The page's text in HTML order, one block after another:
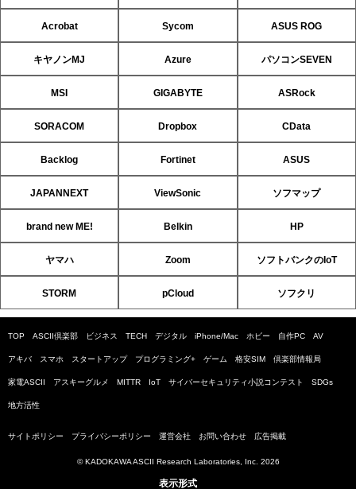
Acrobat Sycom ASUS ROG
キヤノンMJ Azure パソコンSEVEN
MSI GIGABYTE ASRock
SORACOM Dropbox CData
Backlog Fortinet ASUS
JAPANNEXT ViewSonic ソフマップ
brand new ME! Belkin HP
ヤマハ Zoom ソフトバンクのIoT
STORM pCloud ソフクリ
TOP ASCII倶楽部 ビジネス TECH デジタル iPhone/Mac ホビー 自作PC AV
アキバ スマホ スタートアップ プログラミング+ ゲーム 格安SIM 倶楽部情報局
家電ASCII アスキーグルメ MITTR IoT サイバーセキュリティ小説コンテスト SDGs
地方活性
サイトポリシー プライバシーポリシー 運営会社 お問い合わせ 広告掲載
© KADOKAWA ASCII Research Laboratories, Inc. 2026
表示形式